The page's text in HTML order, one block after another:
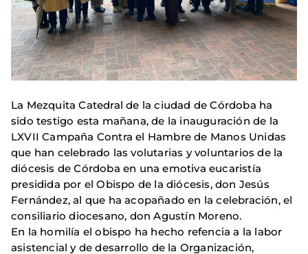
La Mezquita Catedral de la ciudad de Córdoba ha
sido testigo esta mañana, de la inauguración de la
LXVII Campaña Contra el Hambre de Manos Unidas
que han celebrado las volutarias y voluntarios de la
diócesis de Córdoba en una emotiva eucaristía
presidida por el Obispo de la diócesis, don Jesús
Fernández, al que ha acopañado en la celebración, el
consiliario diocesano, don Agustín Moreno.
En la homilía el obispo ha hecho refencia a la labor
asistencial y de desarrollo de la Organización,